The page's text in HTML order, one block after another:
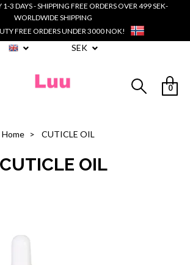
1-3 DAYS - SHIPPING FREE ORDERS OVER 499 SEK-
WORLDWIDE SHIPPING
FREE ORDERS UNDER 3000 NOK!
SEK
0
Home CUTICLE OIL
CUTICLE OIL